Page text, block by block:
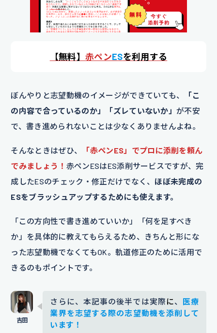
【無料】赤ペンESを利用する
ぼんやりと志望動機のイメージができていても、
「こ
の内容で合っているのか」「ズレていないか」が不安
で、書き進められないことは少なくありませんよね。
そんなときはぜひ、
「赤ペンES」でプロに添削を頼ん
でみましょう！ 赤ペンESはES添削サービスですが、完
成したESのチェック・修正だけでなく、 ほぼ未完成の
ESをブラッシュアップするためにも使えます。
「この方向性で書き進めていいか」「何を足すべき
か」を具体的に教えてもらえるため、きちんと形にな
った志望動機でなくてもOK。軌道修正のために活用で
きるのもポイントです。
さらに、本記事の後半では実際 に、 医療
業界を志望する際の志望動機を添削して
います！